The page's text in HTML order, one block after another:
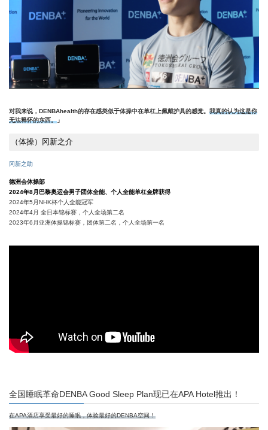
对我来说，DENBAhealth的存在感类似于体操中在单杠上佩戴护具的感觉。 我真的认为这是你
无法释怀的东西。」
（体操）冈新之介
冈新之助
德洲会体操部
2024年8月巴黎奥运会男子团体全能、个人全能单杠金牌获得
2024年5月NHK杯个人全能冠军
2024年4月 全日本锦标赛，个人全场第二名
2023年6月亚洲体操锦标赛，团体第二名，个人全场第一名
全国睡眠革命DENBA Good Sleep Plan现已在APA Hotel推出！
在APA酒店享受最好的睡眠，体验最好的DENBA空间！